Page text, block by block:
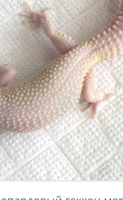
/
/
ПОЛОЗ КУПИТЬ
ПОЛОЗ
/ PANTHEROPHIS
КУПИТЬ КИЕВ /
GUTTATUS
GHOST /
ГЕККОН
/ GHOST
CAUDICINCTUS /
TAILED GECKO
АМЕЛАНИСТИК /